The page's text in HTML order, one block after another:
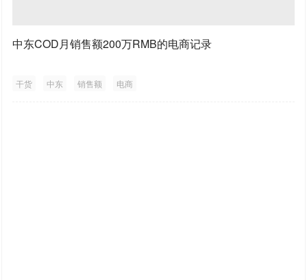
中东COD月销售额200万RMB的电商记录
干货 中东 销售额 电商